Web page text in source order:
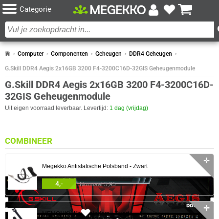
Categorie
Computer Componenten Geheugen DDR4 Geheugen
G.Skill DDR4 Aegis 2x16GB 3200 F4-3200C16D-32GIS Geheugenmodule
G.Skill DDR4 Aegis 2x16GB 3200 F4-3200C16D-
32GIS Geheugenmodule
Uit eigen voorraad leverbaar. Levertijd: 1 dag (vrijdag)
405x
COMBINEER
Megekko Antistatische Polsband - Zwart
4,- Normaal 5,95
✛
MEMONKY Kabelbinders - Zwart
✛